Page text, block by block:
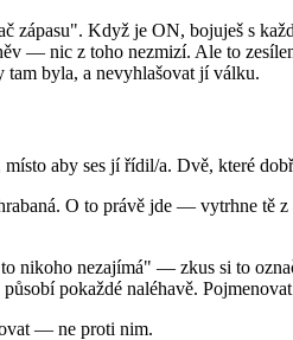
zápasu". Když je ON, bojuješ s
— nic z toho nezmizí. Ale to
byla, a nevyhlašovat jí válku.
aby ses jí řídil/a. Dvě, které
O to právě jde — vytrhne tě
nikoho nezajímá" — zkus si to
pokaždé naléhavě.
— ne proti nim.